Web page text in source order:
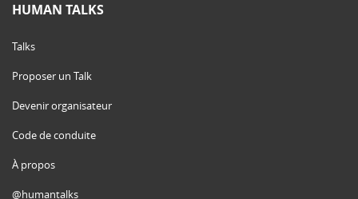
HUMAN TALKS
Talks
Proposer un Talk
Devenir organisateur
Code de conduite
À propos
@humantalks